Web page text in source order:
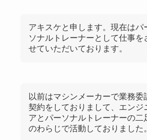
アキスケと申します。現在はパ
ソナルトレーナーとして仕事を
せていただいております。
以前はマシンメーカーで業務委
契約をしておりまして、エンジ
アとパーソナルトレーナーの二
のわらじで活動しておりました。